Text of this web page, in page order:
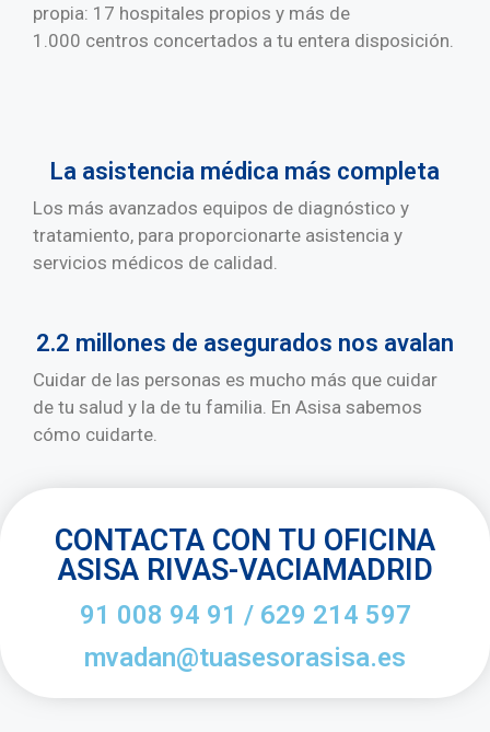
propia: 17 hospitales propios y más de
1.000 centros concertados a tu entera disposición.
La asistencia médica más completa
Los más avanzados equipos de diagnóstico y
tratamiento, para proporcionarte asistencia y
servicios médicos de calidad.
2.2 millones de asegurados nos avalan
Cuidar de las personas es mucho más que cuidar
de tu salud y la de tu familia. En Asisa sabemos
cómo cuidarte.
CONTACTA CON TU OFICINA
ASISA RIVAS-VACIAMADRID
91 008 94 91 / 629 214 597
mvadan@tuasesorasisa.es